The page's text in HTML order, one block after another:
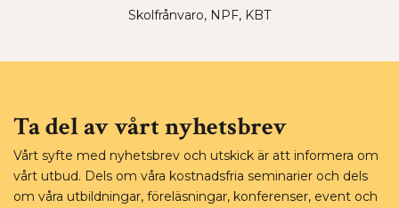
Skolfrånvaro, NPF, KBT
Ta del av vårt nyhetsbrev
Vårt syfte med nyhetsbrev och utskick är att informera om
vårt utbud. Dels om våra kostnadsfria seminarier och dels
om våra utbildningar, föreläsningar, konferenser, event och